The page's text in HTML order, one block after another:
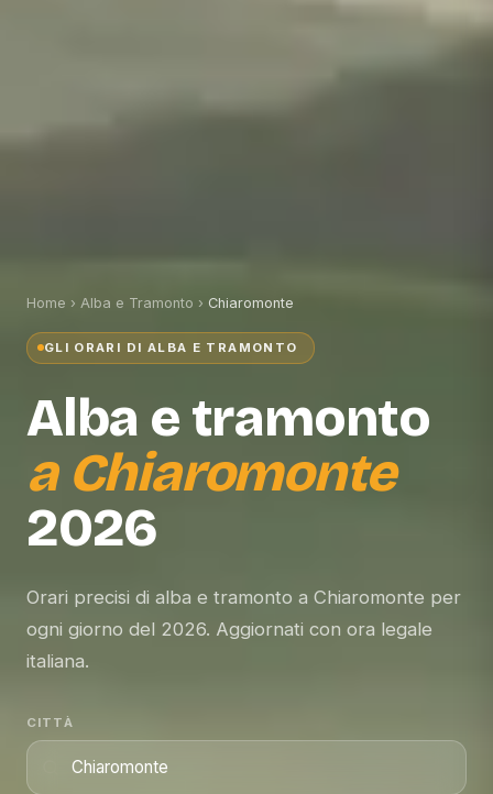
Home › Alba e Tramonto › Chiaromonte
GLI ORARI DI ALBA E TRAMONTO
Alba e tramonto
a Chiaromonte
2026
Orari precisi di alba e tramonto a Chiaromonte per
ogni giorno del 2026. Aggiornati con ora legale
italiana.
CITTÀ